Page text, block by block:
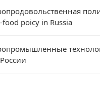
poicy in Russia